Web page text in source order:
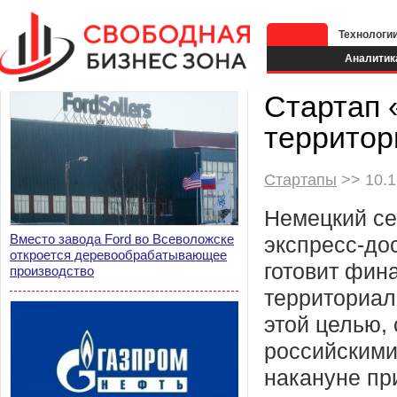
Вместо завода Ford во Всеволожске
откроется деревообрабатывающее
производство
Стартап
Стартапы >>
Немецкий
экспресс-
готовит
этой целью,
накануне